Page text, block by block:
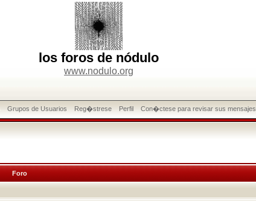
los foros de nódulo
www.nodulo.org
Grupos de Usuarios Reg�strese Perfil Con�ctese para revisar sus mensajes
Foro